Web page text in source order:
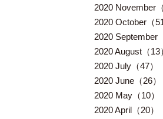
2020 November（
2020 October（51
2020 September
2020 August（13
2020 July（47）
2020 June（26）
2020 May（10）
2020 April（20）